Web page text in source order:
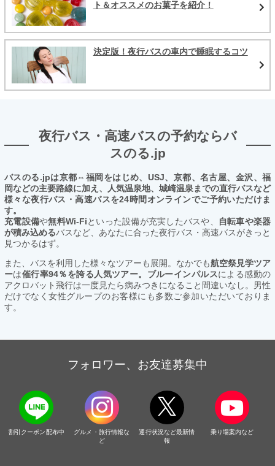
ト＆オススメのお菓子を紹介！
決定版！夜行バスの車内で睡眠するコツ
夜行バス・高速バスの予約ならバ
スのる.jp
バスのる.jpは京都⇔福岡をはじめ、USJ、京都、名古屋、金沢、福
岡などの主要路線に加え、人気温泉地、城崎温泉までの直行バスなど
様々な夜行バス・高速バスを24時間オンラインでご予約いただけま
す。
充電設備や無料Wi-Fiといった設備が充実したバスや、
自転車や楽器
が積み込めるバスなど、あなたに合った夜行バス・高速バスがきっと
見つかるはず。
また、バスを利用した様々なツアーも展開。なかでも航空祭見学ツア
ーは催行率94％を誇る人気ツアー。ブルーインパルスによる感動の
アクロバット飛行は一度見たら病みつきになること間違いなし。男性
だけでなく女性グループのお客様にも多数ご参加いただいておりま
す。
フォロワー、お友達募集中
割引クーポン配布中
グルメ・旅行情報な
ど
運行状況など最新情
報
乗り場案内など